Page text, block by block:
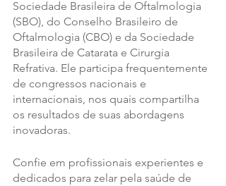
Sociedade Brasileira de Oftalmologia
(SBO), do Conselho Brasileiro de
Oftalmologia (CBO) e da Sociedade
Brasileira de Catarata e Cirurgia
Refrativa. Ele participa frequentemente
de congressos nacionais e
internacionais, nos quais compartilha
os resultados de suas abordagens
inovadoras.
Confie em profissionais experientes e
dedicados para zelar pela saúde de